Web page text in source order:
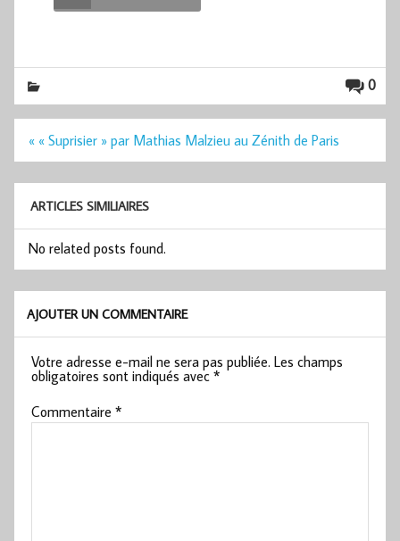
0
Navigation
l’article
« « Suprisier » par Mathias Malzieu au Zénith de Paris
ARTICLES SIMILIAIRES
No related posts found.
AJOUTER UN COMMENTAIRE
Votre adresse e-mail ne sera pas publiée. Les champs
obligatoires sont indiqués avec*
Commentaire*